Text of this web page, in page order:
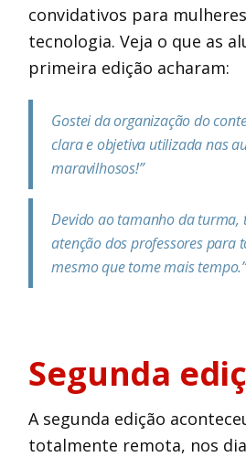
convidativos para
tecnologia. Veja o que as
primeira edição acharam:
Gostei da organização do
clara e objetiva utilizada nas
maravilhosos!”
Devido ao tamanho da turma,
atenção dos professores para
mesmo que tome mais tempo.”
Segunda
A segunda edição
totalmente remota, nos